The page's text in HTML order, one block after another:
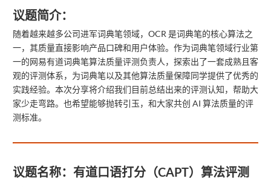
议题简介：
随着越来越多公司进军词典笔领域，OCR 是词典笔的核心算法之
一，其质量直接影响产品口碑和用户体验。作为词典笔领域行业第
一的网易有道词典笔算法质量评测负责人，探索出了一套成熟且客
观的评测体系，为词典笔以及其他算法质量保障同学提供了优秀的
实践经验。本次分享将介绍我们目前总结出来的评测认知，帮助大
家少走弯路。也希望能够抛转引玉，和大家共创 AI 算法质量的评
测标准。
议题名称： 有道口语打分（CAPT）算法评测